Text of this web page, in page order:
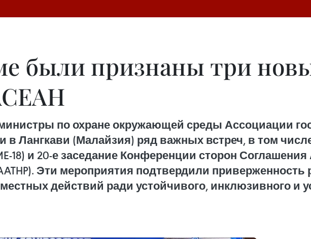
были признаны три
по охране окружающей среды Ассоциации
Лангкави (Малайзия) ряд важных встреч, в том
18) и 20-е заседание Конференции сторон
Эти мероприятия подтвердили приверженность
действий ради устойчивого, инклюзивного и